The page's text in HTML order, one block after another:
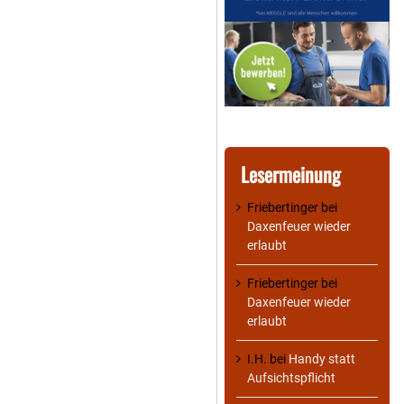
Lesermeinung
Friebertinger bei
Daxenfeuer wieder
erlaubt
Friebertinger bei
Daxenfeuer wieder
erlaubt
I.H. bei Handy statt
Aufsichtspflicht